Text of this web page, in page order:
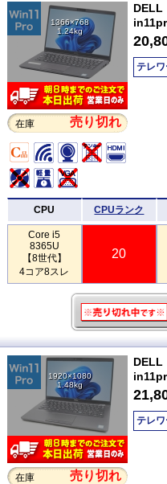
1366×768
1.24kg
在庫 売り切れ
DELL
テレ
CPU CPUランク
Core i5
8365U
【8世代】
4コア8スレ
20
1920×1080
1.48kg
在庫 売り切れ
DELL
テレ